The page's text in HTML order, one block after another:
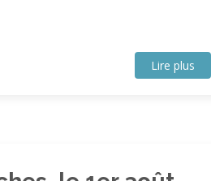
Lire plus